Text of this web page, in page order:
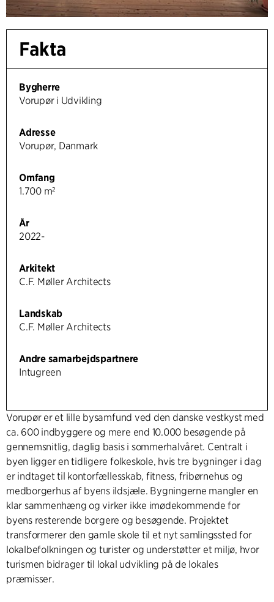
Fakta
Bygherre
Vorupør i Udvikling
Adresse
Vorupør, Danmark
Omfang
1.700 m²
År
2022-
Arkitekt
C.F. Møller Architects
Landskab
C.F. Møller Architects
Andre samarbejdspartnere
Intugreen
Vorupør er et lille bysamfund ved den danske vestkyst med
ca. 600 indbyggere og mere end 10.000 besøgende på
gennemsnitlig, daglig basis i sommerhalvåret. Centralt i
byen ligger en tidligere folkeskole, hvis tre bygninger i dag
er indtaget til kontorfællesskab, fitness, fribørnehus og
medborgerhus af byens ildsjæle. Bygningerne mangler en
klar sammenhæng og virker ikke imødekommende for
byens resterende borgere og besøgende. Projektet
transformerer den gamle skole til et nyt samlingssted for
lokalbefolkningen og turister og understøtter et miljø, hvor
turismen bidrager til lokal udvikling på de lokales
præmisser.